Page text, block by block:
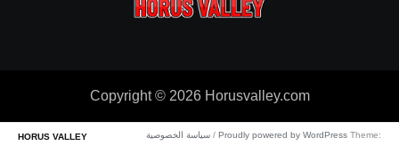
Copyright © 2026 Horusvalley.com
HORUS VALLEY سياسة الخصوصية / Proudly powered by WordPress Theme: